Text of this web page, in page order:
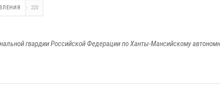
220
гвардии Российской Федерации по Ханты-Мансийскому